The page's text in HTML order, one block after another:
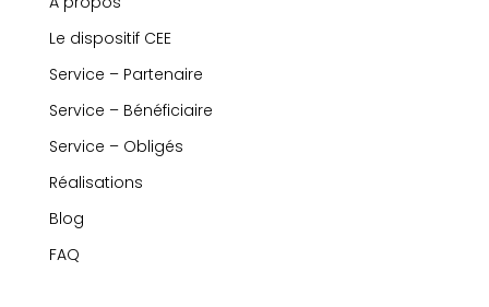
Le dispositif CEE
Service – Partenaire
Service – Bénéficiaire
Service – Obligés
Réalisations
Blog
FAQ